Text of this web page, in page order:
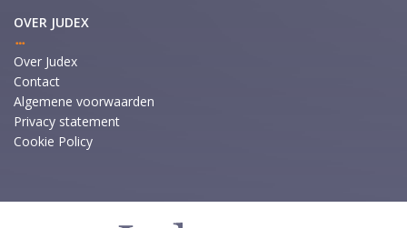
OVER JUDEX
Over Judex
Contact
Algemene voorwaarden
Privacy statement
Cookie Policy